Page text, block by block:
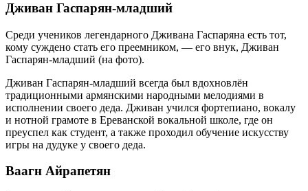
Дживан Гаспарян-младший
Среди учеников легендарного Дживана Гаспаряна есть тот,
кому суждено стать его преемником, — его внук, Дживан
Гаспарян-младший (на фото).
Дживан Гаспарян-младший всегда был вдохновлён
традиционными армянскими народными мелодиями в
исполнении своего деда. Дживан учился фортепиано, вокалу
и нотной грамоте в Ереванской вокальной школе, где он
преуспел как студент, а также проходил обучение искусству
игры на дудуке у своего деда.
Ваагн Айрапетян